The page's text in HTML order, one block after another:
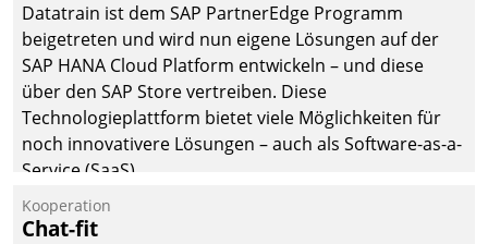
Datatrain ist dem SAP PartnerEdge Programm
beigetreten und wird nun eigene Lösungen auf der
SAP HANA Cloud Platform entwickeln – und diese
über den SAP Store vertreiben. Diese
Technologieplattform bietet viele Möglichkeiten für
noch innovativere Lösungen – auch als Software-as-a-
Service (SaaS).
Kooperation
Chat-fit